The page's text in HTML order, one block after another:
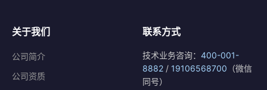
关于我们
公司简介
公司资质
联系方式
技术业务咨询： 400-001-
8882 / 19106568700 （微信
同号）